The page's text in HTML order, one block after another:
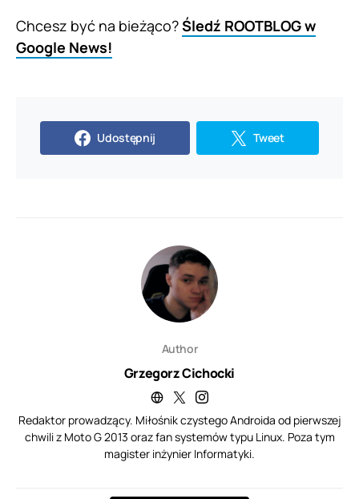
Chcesz być na bieżąco?Śledź ROOTBLOG w
Google News!
Udostępnij Tweet
Author
Grzegorz Cichocki
Redaktor prowadzący. Miłośnik czystego Androida od pierwszej
chwili z Moto G 2013 oraz fan systemów typu Linux. Poza tym
magister inżynier Informatyki.